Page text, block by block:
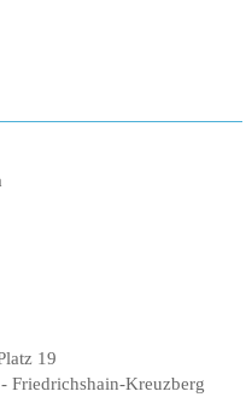
19
Friedrichshain-Kreuzberg